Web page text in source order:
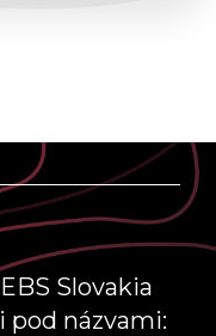
Slovakia
pod názvami: